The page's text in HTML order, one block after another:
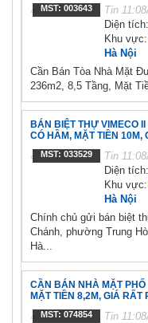
MST: 003643 Tin
Diện tích:
Khu vực:
Hà Nội
Cần Bán Tòa Nhà Mặt
236m2, 8,5 Tầng, Mặt
BÁN BIỆT THỰ VIMECO
CÓ HẦM, MẶT TIỀN 10M,
MST: 033529 Tin
Diện tích:
Khu vực:
Hà Nội
Chính chủ gửi bán biệt
Chánh, phường Trung
Hà...
CẦN BÁN NHÀ MẶT
MẶT TIỀN 8,2M, GIÁ RẤT
MST: 074854 Tin